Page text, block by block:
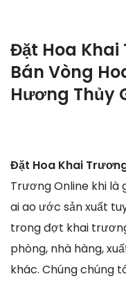
Đặt Hoa Khai
Bán Vòng
Hương Thủy
Đặt Hoa Khai
Trương Online khi là
ai ao ước sản xuất
trong đợt khai
phòng, nhà hàng,
khác. Chúng chúng